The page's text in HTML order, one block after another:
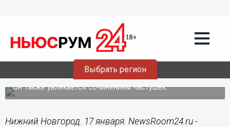
Выбрать регион
17.01.202012:25
Премьер Мишустин писал музыку к
Он также увлекается сочинением частушек.
Нижний Новгород. 17 января. NewsRoom24.ru -